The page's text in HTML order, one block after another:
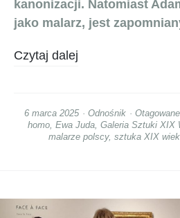
kanonizacji. Natomiast
jako malarz, jest
Czytaj dalej
6 marca 2025 Odnośnik Otagowane
homo, Ewa Juda, Galeria Sztuki XIX
malarze polscy, sztuka XIX